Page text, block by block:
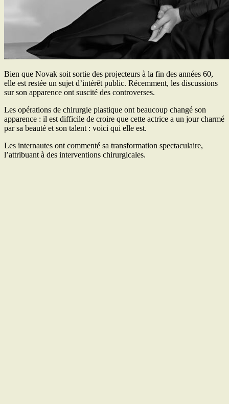
Bien que Novak soit sortie des projecteurs à la fin des années 60,
elle est restée un sujet d’intérêt public. Récemment, les discussions
sur son apparence ont suscité des controverses.
Les opérations de chirurgie plastique ont beaucoup changé son
apparence : il est difficile de croire que cette actrice a un jour charmé
par sa beauté et son talent : voici qui elle est.
Les internautes ont commenté sa transformation spectaculaire,
l’attribuant à des interventions chirurgicales.